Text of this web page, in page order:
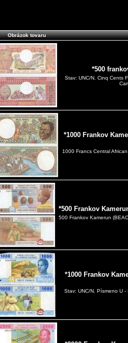
Obrázok tovaru
*500
Stav: UNC/N. Cinq Cents
*1000 Frankov
1000 Francs Central
*500 Frankov
500 Frankov Kamerun
*1000 Frankov
Stav: UNC/N. Písmeno U